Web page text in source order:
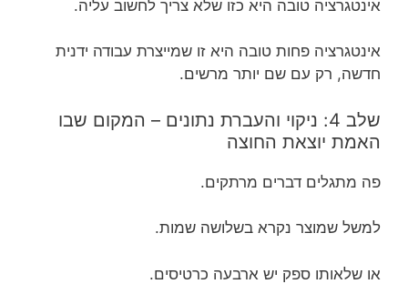
אינטגרציה טובה היא כזו שלא צריך לחשוב עליה.
אינטגרציה פחות טובה היא זו שמייצרת עבודה ידנית
חדשה, רק עם שם יותר מרשים.
שלב 4: ניקוי והעברת נתונים – המקום שבו
האמת יוצאת החוצה
פה מתגלים דברים מרתקים.
למשל שמוצר נקרא בשלושה שמות.
או שלאותו ספק יש ארבעה כרטיסים.